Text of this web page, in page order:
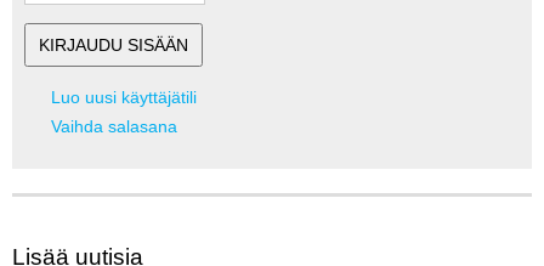
Luo uusi käyttäjätili
Vaihda salasana
Lisää uutisia